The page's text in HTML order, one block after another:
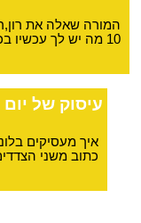
10 מה יש לך עכשיו בכיס? ורון ענה לה,חור!
עיסוק של יום
איך מעסיקים
כתוב משני